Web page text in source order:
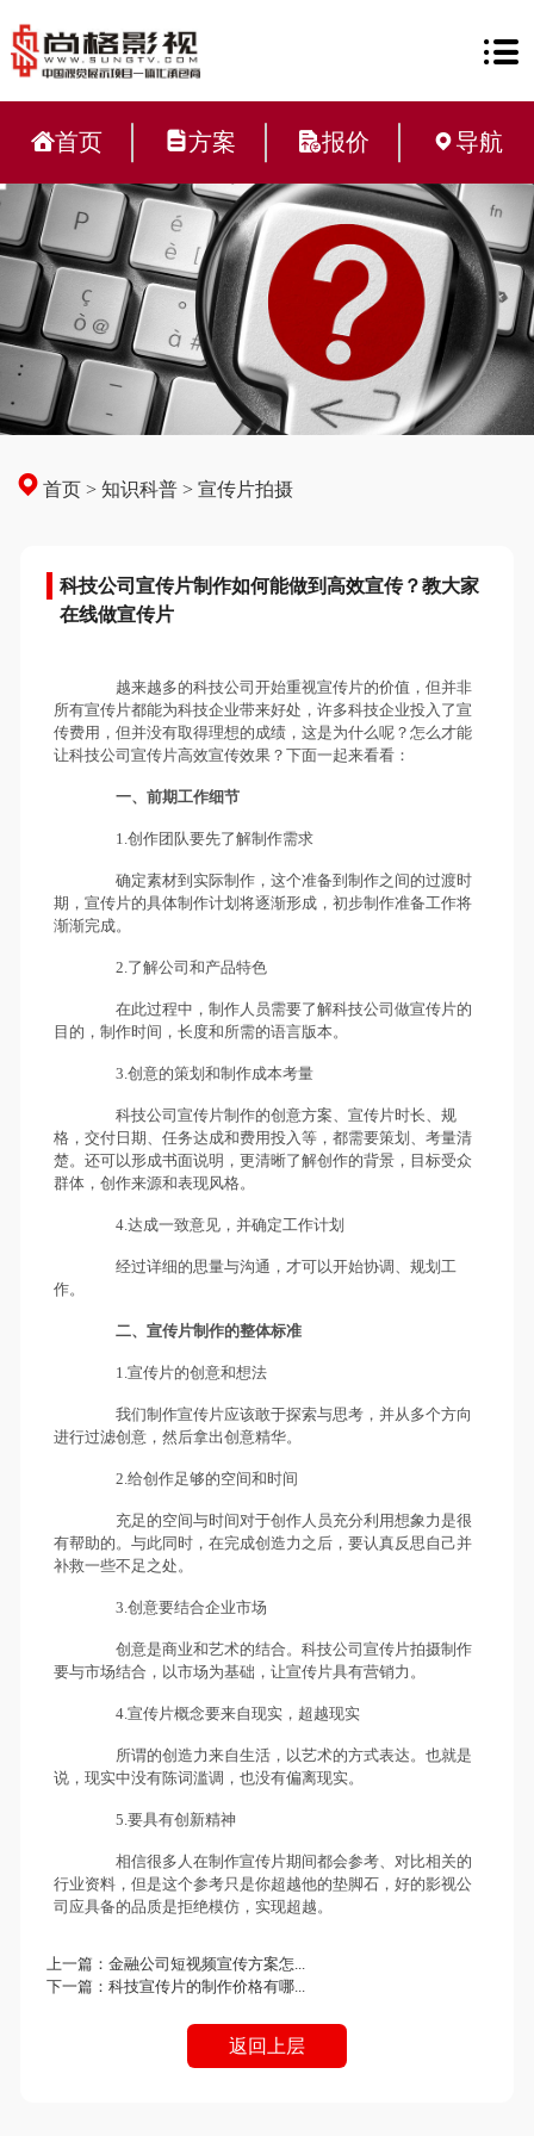
首页 方案 报价 导航
首页 >知识科普 >宣传片拍摄
科技公司宣传片制作如何能做到高效宣传？教大家
在线做宣传片
越来越多的科技公司开始重视宣传片的价值，但并非
所有宣传片都能为科技企业带来好处，许多科技企业投入了宣
传费用，但并没有取得理想的成绩，这是为什么呢？怎么才能
让科技公司宣传片高效宣传效果？下面一起来看看：
一、前期工作细节
1.创作团队要先了解制作需求
确定素材到实际制作，这个准备到制作之间的过渡时
期，宣传片的具体制作计划将逐渐形成，初步制作准备工作将
渐渐完成。
2.了解公司和产品特色
在此过程中，制作人员需要了解科技公司做宣传片的
目的，制作时间，长度和所需的语言版本。
3.创意的策划和制作成本考量
科技公司宣传片制作的创意方案、宣传片时长、规
格，交付日期、任务达成和费用投入等，都需要策划、考量清
楚。还可以形成书面说明，更清晰了解创作的背景，目标受众
群体，创作来源和表现风格。
4.达成一致意见，并确定工作计划
经过详细的思量与沟通，才可以开始协调、规划工
作。
二、宣传片制作的整体标准
1.宣传片的创意和想法
我们制作宣传片应该敢于探索与思考，并从多个方向
进行过滤创意，然后拿出创意精华。
2.给创作足够的空间和时间
充足的空间与时间对于创作人员充分利用想象力是很
有帮助的。与此同时，在完成创造力之后，要认真反思自己并
补救一些不足之处。
3.创意要结合企业市场
创意是商业和艺术的结合。科技公司宣传片拍摄制作
要与市场结合，以市场为基础，让宣传片具有营销力。
4.宣传片概念要来自现实，超越现实
所谓的创造力来自生活，以艺术的方式表达。也就是
说，现实中没有陈词滥调，也没有偏离现实。
5.要具有创新精神
相信很多人在制作宣传片期间都会参考、对比相关的
行业资料，但是这个参考只是你超越他的垫脚石，好的影视公
司应具备的品质是拒绝模仿，实现超越。
上一篇：金融公司短视频宣传方案怎...
下一篇：科技宣传片的制作价格有哪...
返回上层